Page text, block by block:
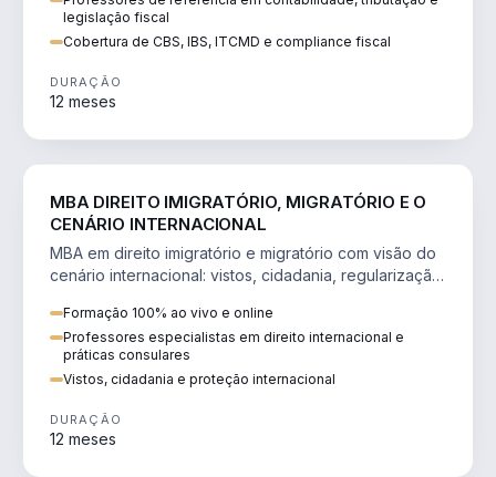
legislação fiscal
Cobertura de CBS, IBS, ITCMD e compliance fiscal
DURAÇÃO
12 meses
MBA DIREITO IMIGRATÓRIO, MIGRATÓRIO E O
CENÁRIO INTERNACIONAL
MBA em direito imigratório e migratório com visão do
cenário internacional: vistos, cidadania, regularização
Formação 100% ao vivo e online
Professores especialistas em direito internacional e
práticas consulares
Vistos, cidadania e proteção internacional
DURAÇÃO
12 meses